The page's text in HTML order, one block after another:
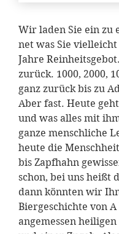
Wir laden Sie ein zu
net was Sie vielleicht
Jahre
zurück. 1000, 2000,
ganz zurück bis zu
Aber fast. Heute
und was alles mit
ganze menschliche
heute die
bis Zapfhahn
schon, bei uns heißt
dann könnten wir
Biergeschichte von
angemessen